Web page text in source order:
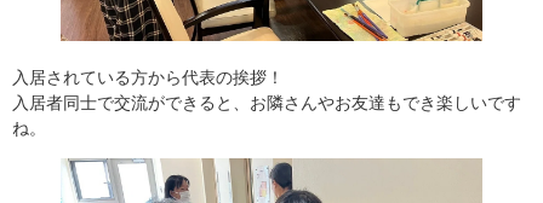
入居されている方から代表の挨拶！
入居者同士で交流ができると、お隣さんやお友達もでき楽しいです
ね。